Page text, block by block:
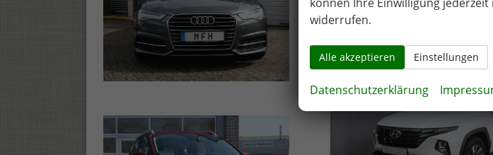
CO -Emissionen:136,00 g/
widerrufen.
Alle akzeptieren Einstellungen
Datenschutzerklärung